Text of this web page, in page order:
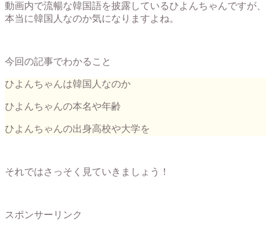
動画内で流暢な韓国語を披露しているひよんちゃんですが、
本当に韓国人なのか気になりますよね。
今回の記事でわかること
ひよんちゃんは韓国人なのか
ひよんちゃんの本名や年齢
ひよんちゃんの出身高校や大学を
それではさっそく見ていきましょう！
スポンサーリンク